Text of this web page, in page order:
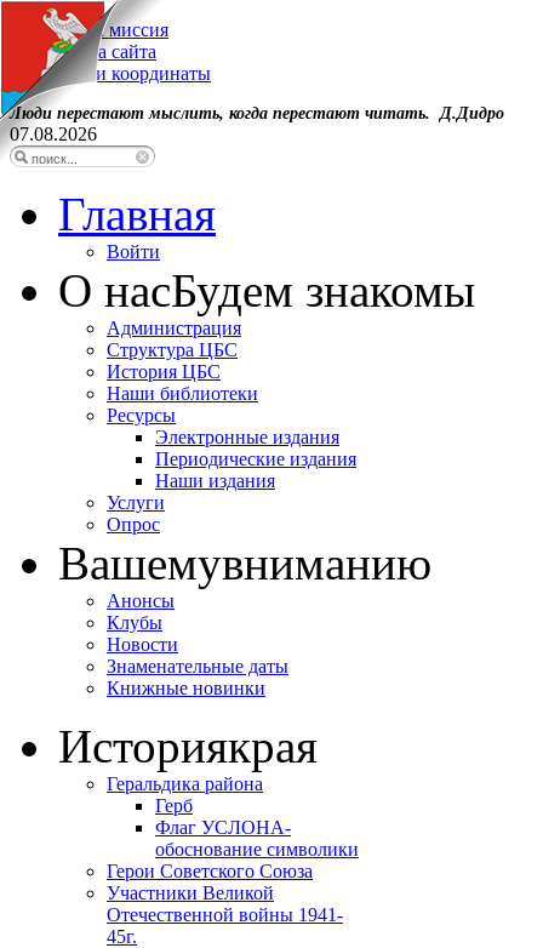
Наша миссия
Карта сайта
Наши координаты
Люди перестают мыслить, когда перестают читать. Д.Дидро
07.08.2026
Главная
Войти
О насБудем знакомы
Администрация
Структура ЦБС
История ЦБС
Наши библиотеки
Ресурсы
Электронные издания
Периодические издания
Наши издания
Услуги
Опрос
Вашемувниманию
Анонсы
Клубы
Новости
Знаменательные даты
Книжные новинки
Историякрая
Геральдика района
Герб
Флаг УСЛОНА-
обоснование символики
Герои Советского Союза
Участники Великой
Отечественной войны 1941-
45г.